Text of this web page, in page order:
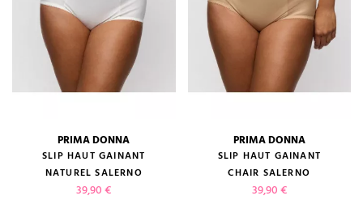
PRIMA DONNA
SLIP HAUT GAINANT
NATUREL SALERNO
Prix
39,90 €
PRIMA DONNA
SLIP HAUT GAINANT
CHAIR SALERNO
Prix
39,90 €